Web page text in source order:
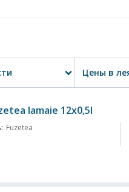
Цены в
lamaie 12x0,5l
Fuzetea